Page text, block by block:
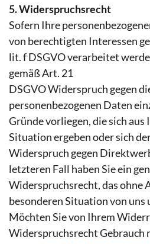
5. Widerspruchsrecht
Sofern Ihre
von berechtigten Interessen
lit. f DSGVO verarbeitet
gemäß Art. 21
DSGVO Widerspruch gegen
personenbezogenen Daten
Gründe vorliegen, die sich aus
Situation ergeben oder sich
Widerspruch gegen
letzteren Fall haben Sie ein
Widerspruchsrecht, das ohne
besonderen Situation von uns
Möchten Sie von Ihrem
Widerspruchsrecht Gebrauch